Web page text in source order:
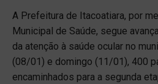
A Prefeitura de Itacoatiara, por
Municipal de Saúde, segue
da atenção à saúde ocular no
(08/01) e domingo (11/01), 400
encaminhados para a segunda